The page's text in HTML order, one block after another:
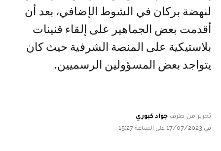
لنهضة بركان في الشوط الإضافي، بعد أن
أقدمت بعض الجماهير على إلقاء قنينات
بلاستيكية على المنصة الشرفية حيث كان
يتواجد بعض المسؤولين الرسميين.
تحرير من طرف جواد كبوري
في 17/07/2023 على الساعة 15:27